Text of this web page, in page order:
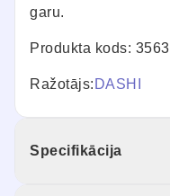
garu.
Produkta kods: 3563
Ražotājs: DASHI
Specifikācija